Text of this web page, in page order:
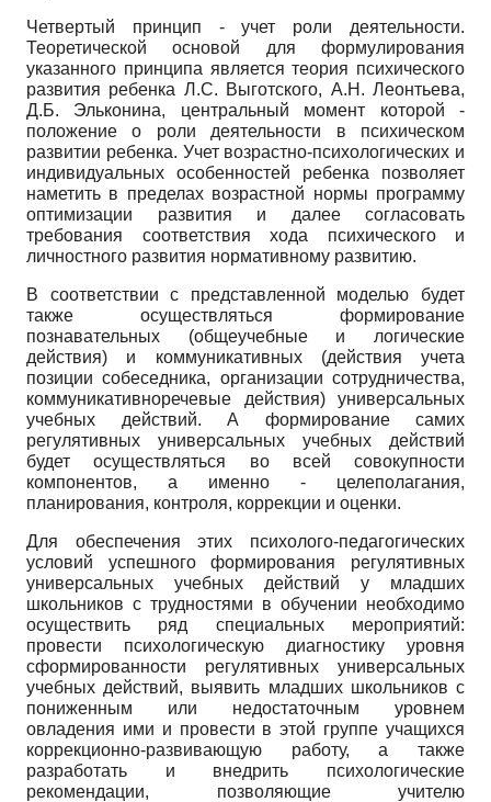
Четвертый принцип - учет роли деятельности.
Теоретической основой для формулирования
указанного принципа является теория психического
развития ребенка Л.С. Выготского, А.Н. Леонтьева,
Д.Б. Эльконина, центральный момент которой -
положение о роли деятельности в психическом
развитии ребенка. Учет возрастно-психологических и
индивидуальных особенностей ребенка позволяет
наметить в пределах возрастной нормы программу
оптимизации развития и далее согласовать
требования соответствия хода психического и
личностного развития нормативному развитию.
В соответствии с представленной моделью будет
также осуществляться формирование
познавательных (общеучебные и логические
действия) и коммуникативных (действия учета
позиции собеседника, организации сотрудничества,
коммуникативно­речевые действия) универсальных
учебных действий. А формирование самих
регулятивных универсальных учебных действий
будет осуществляться во всей совокупности
компонентов, а именно - целеполагания,
планирования, контроля, коррекции и оценки.
Для обеспечения этих психолого-педагогических
условий успешного формирования регулятивных
универсальных учебных действий у младших
школьников с трудностями в обучении необходимо
осуществить ряд специальных мероприятий:
провести психологическую диагностику уровня
сформированности регулятивных универсальных
учебных действий, выявить младших школьников с
пониженным или недостаточным уровнем
овладения ими и провести в этой группе учащихся
коррекционно-развивающую работу, а также
разработать и внедрить психологические
рекомендации, позволяющие учителю